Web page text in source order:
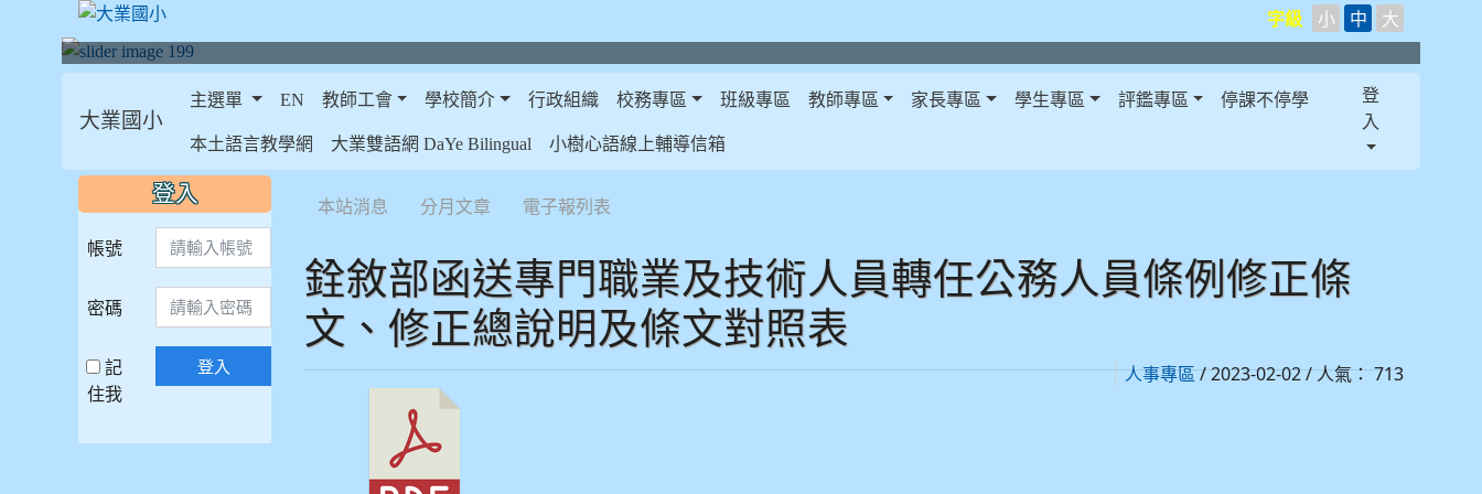
字級 小 中 大
大業國小
主選單 EN 教師工會 學校簡介 行政組織 校務專區 班級專區 教師專區 家長專區 學生專區 評鑑專區 停課不停學
本土語言教學網 大業雙語網 DaYe Bilingual 小樹心語線上輔導信箱
登
入
本站消息 分月文章 電子報列表
銓敘部函送專門職業及技術人員轉任公務人員條例修正條
文、修正總說明及條文對照表
人事專區/ 2023-02-02 / 人氣： 713
::: 登入
帳號
密碼
記
住我
登入